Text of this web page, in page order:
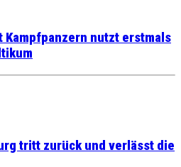
Kampfpanzern nutzt erstmals
tritt zurück und verlässt die